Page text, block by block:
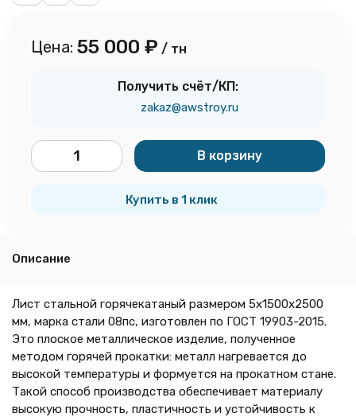
Цена: 55 000 ₽ / тн
Получить счёт/КП:
zakaz@awstroy.ru
В корзину
Купить в 1 клик
Описание
Лист стальной горячекатаный размером 5х1500х2500
мм, марка стали 08пс, изготовлен по ГОСТ 19903-2015.
Это плоское металлическое изделие, полученное
методом горячей прокатки: металл нагревается до
высокой температуры и формуется на прокатном стане.
Такой способ производства обеспечивает материалу
высокую прочность, пластичность и устойчивость к